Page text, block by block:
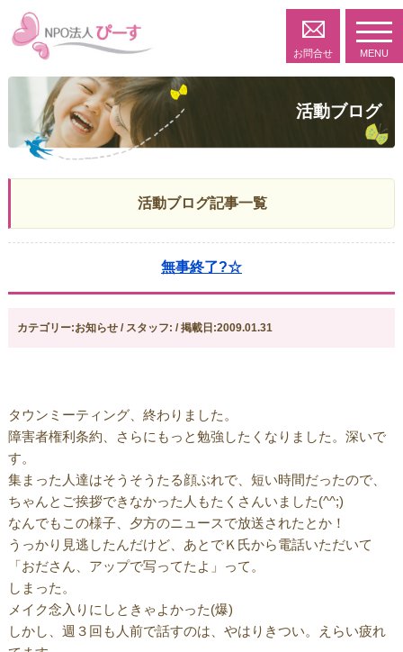
お問合せ MENU
活動ブログ
活動ブログ記事一覧
無事終了?☆
カテゴリー:お知らせ / スタッフ: / 掲載日:2009.01.31
タウンミーティング、終わりました。
障害者権利条約、さらにもっと勉強したくなりました。深いで
す。
集まった人達はそうそうたる顔ぶれで、短い時間だったので、
ちゃんとご挨拶できなかった人もたくさんいました(^^;)
なんでもこの様子、夕方のニュースで放送されたとか！
うっかり見逃したんだけど、あとでＫ氏から電話いただいて
「おださん、アップで写ってたよ」って。
しまった。
メイク念入りにしときゃよかった(爆)
しかし、週３回も人前で話すのは、やはりきつい。えらい疲れ